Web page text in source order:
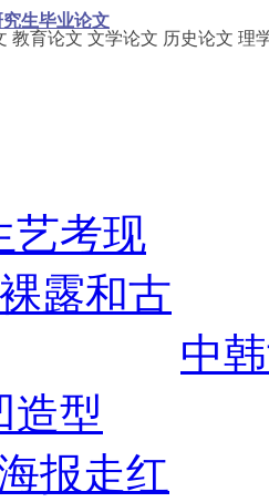
生毕业论文
教育论文 文学论文 历史论文 理
中